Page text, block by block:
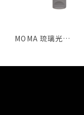
MOMA 琉璃光澤水霜Glossy gel